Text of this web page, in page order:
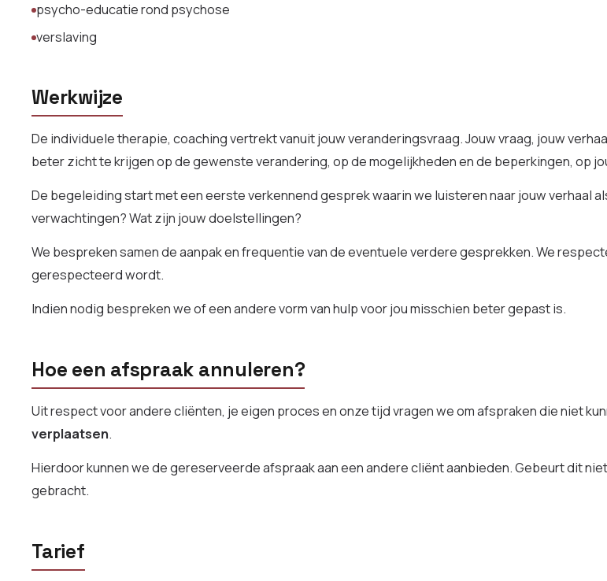
psycho-educatie rond psychose
verslaving
Werkwijze
De individuele therapie, coaching vertrekt vanuit jouw veranderingsvraag. Jouw vraag, jouw
beter zicht te krijgen op de gewenste verandering, op de mogelijkheden en de beperkingen, op
De begeleiding start met een eerste verkennend gesprek waarin we luisteren naar jouw verhaal
verwachtingen? Wat zijn jouw doelstellingen?
We bespreken samen de aanpak en frequentie van de eventuele verdere gesprekken. We
gerespecteerd wordt.
Indien nodig bespreken we of een andere vorm van hulp voor jou misschien beter gepast is.
Hoe een afspraak annuleren?
Uit respect voor andere cliënten, je eigen proces en onze tijd vragen we om afspraken die niet
verplaatsen.
Hierdoor kunnen we de gereserveerde afspraak aan een andere cliënt aanbieden. Gebeurt dit
gebracht.
Tarief